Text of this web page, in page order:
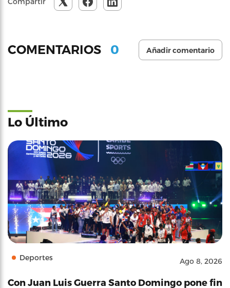
COMENTARIOS 0 Añadir comentario
Lo Último
Deportes Ago 8, 2026
Con Juan Luis Guerra Santo Domingo pone fin